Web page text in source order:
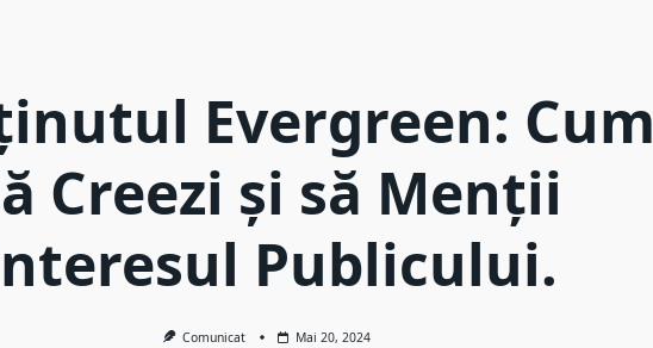
Evergreen: Cum
Creezi și să Menții
Publicului.
Comunicat Mai 20, 2024